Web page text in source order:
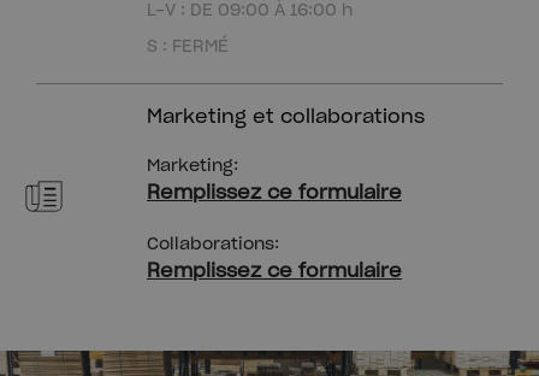
L-V : DE 09:00 À 16:00 h
S : FERMÉ
Marketing et collaborations
Marketing:
Remplissez ce formulaire
Collaborations:
Remplissez ce formulaire